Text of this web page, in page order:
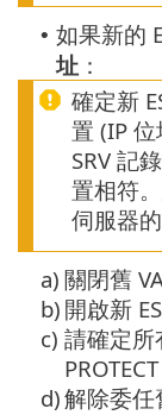
• 如果新的
址 ：
確定新
置 (IP
SRV 記
置相符
伺服器
a) 關閉舊 VA
b) 開啟新
c) 請確定所
PROTECT
d)解除委任